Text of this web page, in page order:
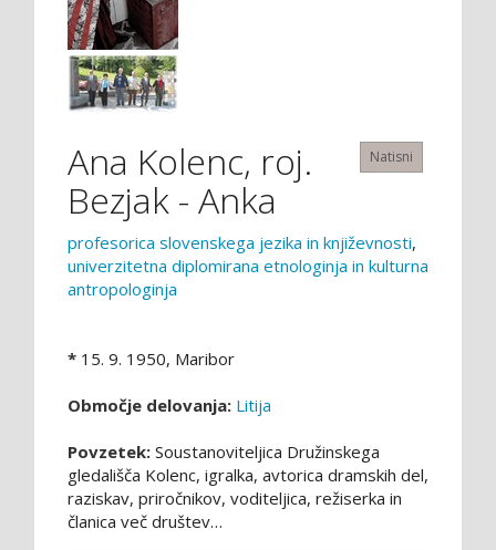
Natisni
Ana Kolenc, roj.
Bezjak - Anka
profesorica slovenskega jezika in književnosti,
univerzitetna diplomirana etnologinja in kulturna
antropologinja
* 15. 9. 1950, Maribor
Območje delovanja: Litija
Povzetek: Soustanoviteljica Družinskega
gledališča Kolenc, igralka, avtorica dramskih del,
raziskav, priročnikov, voditeljica, režiserka in
članica več društev…